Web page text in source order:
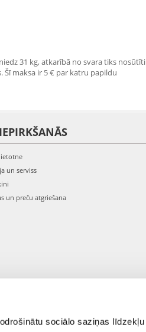
sociālo saziņas līdzekļu
31 kg, atkarībā no svara tiks nosūtīti
maksa ir 5 € par katru papildu
un serviss
un preču atgriešana